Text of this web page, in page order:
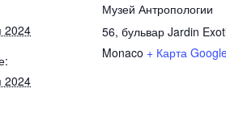
2024
2024
Музей Антропологии
56, бульвар Jardin
Monaco + Карта